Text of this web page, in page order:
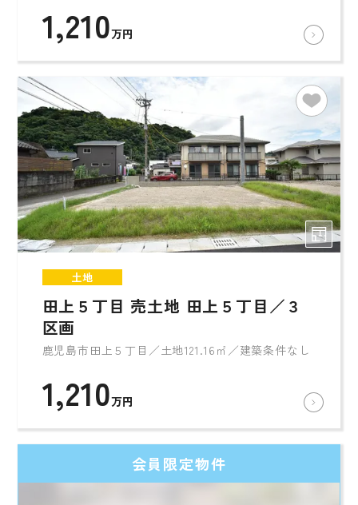
1,210万円
土地
田上５丁目 売土地 田上５丁目／３
区画
鹿児島市田上５丁目／土地121.16㎡／建築条件なし
1,210万円
会員限定物件